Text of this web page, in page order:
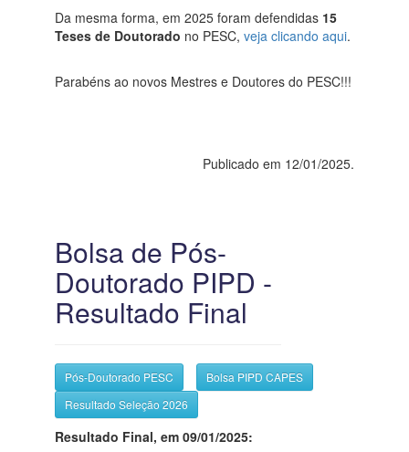
Da mesma forma, em 2025 foram defendidas 15
Teses de Doutorado no PESC, veja clicando aqui.
Parabéns ao novos Mestres e Doutores do PESC!!!
Publicado em 12/01/2025.
Bolsa de Pós-
Doutorado PIPD -
Resultado Final
Pós-Doutorado PESC
Bolsa PIPD CAPES
Resultado Seleção 2026
Resultado Final, em 09/01/2025: